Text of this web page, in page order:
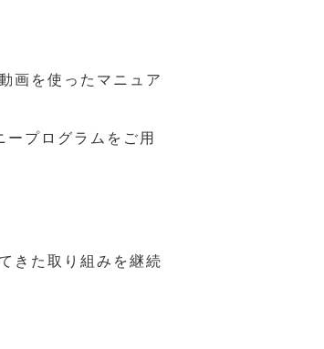
画を使ったマニュア
プログラムをご用
きた取り組みを継続